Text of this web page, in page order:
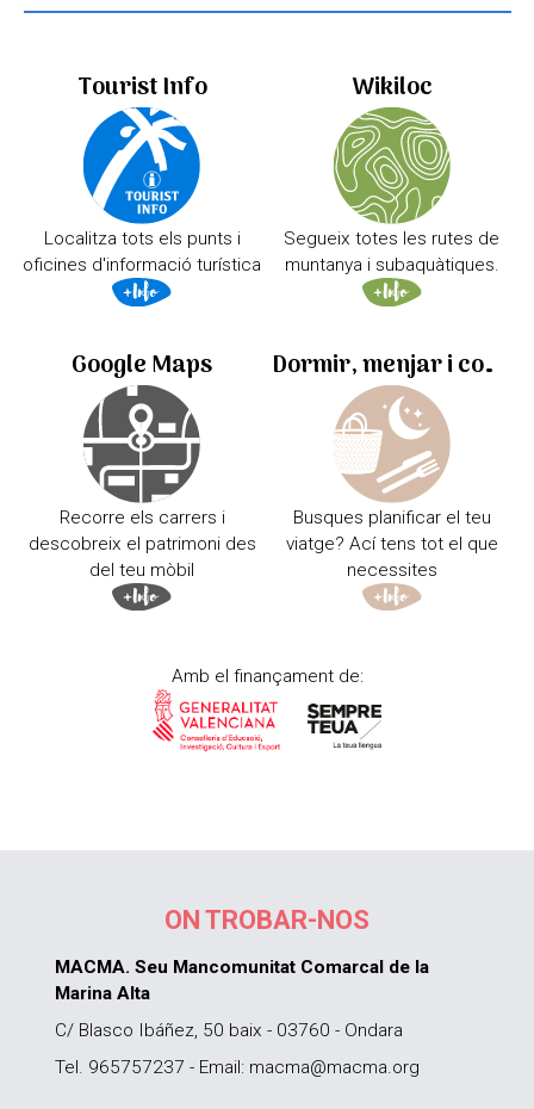
Tourist Info
Localitza tots els punts i
oficines d'informació turística
Wikiloc
Segueix totes les rutes de
muntanya i subaquàtiques.
Google Maps
Recorre els carrers i
descobreix el patrimoni des
del teu mòbil
Dormir, menjar i comprar
Busques planificar el teu
viatge? Ací tens tot el que
necessites
Amb el finançament de:
ON TROBAR-NOS
MACMA. Seu Mancomunitat Comarcal de la
Marina Alta
C/ Blasco Ibáñez, 50 baix - 03760 - Ondara
Tel. 965757237 - Email: macma@macma.org